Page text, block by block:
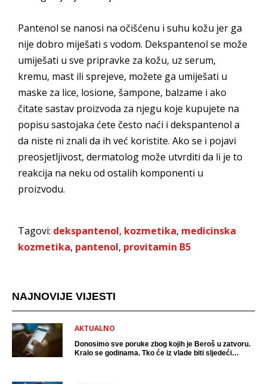
Pantenol se nanosi na očišćenu i suhu kožu jer ga
nije dobro miješati s vodom. Dekspantenol se može
umiješati u sve pripravke za kožu, uz serum,
kremu, mast ili sprejeve, možete ga umiješati u
maske za lice, losione, šampone, balzame i ako
čitate sastav proizvoda za njegu koje kupujete na
popisu sastojaka ćete često naći i dekspantenol a
da niste ni znali da ih već koristite. Ako se i pojavi
preosjetljivost, dermatolog može utvrditi da li je to
reakcija na neku od ostalih komponenti u
proizvodu.
Tagovi: dekspantenol, kozmetika, medicinska
kozmetika, pantenol, provitamin B5
NAJNOVIJE VIJESTI
AKTUALNO
Donosimo sve poruke zbog kojih je Beroš u zatvoru.
Kralo se godinama. Tko će iz vlade biti sljedeći